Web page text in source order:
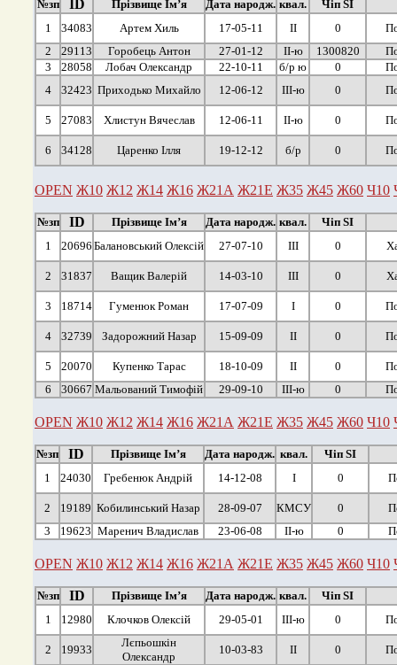
№зп ID Прізвище Ім’я Дата народж. квал.
Чіп SI
1
34083 Артем Хиль 17-05-11 ІІ 0
2
29113 Горобець Антон 27-01-12 ІІ-ю 1300820
3
28058 Лобач Олександр 22-10-11 б/р ю 0
4
32423 Приходько Михайло 12-06-12 ІІІ-ю 0
5 27083 Хлистун Вячеслав 12-06-11 ІІ-ю 0
6 34128 Царенко Ілля 19-12-12 б/р 0
OPEN Ж10 Ж12 Ж14 Ж16 Ж21А Ж21Е Ж35 Ж45 Ж60 Ч10
№зп ID Прізвище Ім’я Дата народж. квал.
Чіп SI
1
20696 Балановський Олексій 27-07-10 ІІІ 0
2 31837 Ващик Валерій 14-03-10 ІІІ 0
3 18714 Гуменюк Роман 17-07-09 І 0
4 32739 Задорожний Назар 15-09-09 ІІ 0
5 20070 Купенко Тарас 18-10-09 ІІ 0
6
30667 Мальований Тимофій 29-09-10 ІІІ-ю 0
OPEN Ж10 Ж12 Ж14 Ж16 Ж21А Ж21Е Ж35 Ж45 Ж60 Ч10
№зп ID Прізвище Ім’я Дата народж. квал.
Чіп SI
1
24030 Гребенюк Андрій 14-12-08 І 0
2 19189 Кобилинський Назар 28-09-07 КМСУ 0
3
19623 Маренич Владислав 23-06-08 ІІ-ю 0
OPEN Ж10 Ж12 Ж14 Ж16 Ж21А Ж21Е Ж35 Ж45 Ж60 Ч10
№зп ID Прізвище Ім’я Дата народж. квал.
Чіп SI
1
12980 Клочков Олексій 29-05-01 ІІІ-ю 0
2 19933
Лєпьошкін
Олександр
10-03-83 ІІ 0